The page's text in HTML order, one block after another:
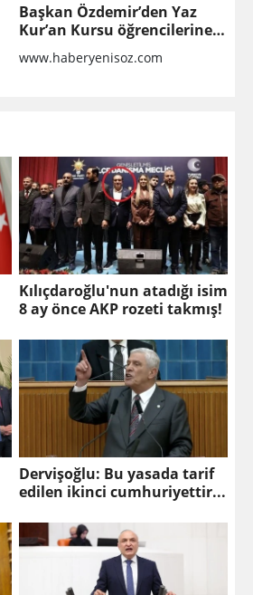
Başkan Özdemir’den Yaz
Kur’an Kursu öğrencilerine
ziyaret
www.haberyenisoz.com
Kılıçdaroğlu'nun atadığı isim
8 ay önce AKP rozeti takmış!
Dervişoğlu: Bu yasada tarif
edilen ikinci cumhuriyettir...